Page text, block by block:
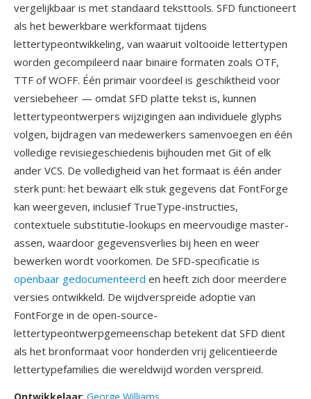
vergelijkbaar is met standaard teksttools. SFD functioneert
als het bewerkbare werkformaat tijdens
lettertypeontwikkeling, van waaruit voltooide lettertypen
worden gecompileerd naar binaire formaten zoals OTF,
TTF of WOFF. Één primair voordeel is geschiktheid voor
versiebeheer — omdat SFD platte tekst is, kunnen
lettertypeontwerpers wijzigingen aan individuele glyphs
volgen, bijdragen van medewerkers samenvoegen en één
volledige revisiegeschiedenis bijhouden met Git of elk
ander VCS. De volledigheid van het formaat is één ander
sterk punt: het bewaart elk stuk gegevens dat FontForge
kan weergeven, inclusief TrueType-instructies,
contextuele substitutie-lookups en meervoudige master-
assen, waardoor gegevensverlies bij heen en weer
bewerken wordt voorkomen. De SFD-specificatie is
openbaar gedocumenteerd en heeft zich door meerdere
versies ontwikkeld. De wijdverspreide adoptie van
FontForge in de open-source-
lettertypeontwerpgemeenschap betekent dat SFD dient
als het bronformaat voor honderden vrij gelicentieerde
lettertypefamilies die wereldwijd worden verspreid.